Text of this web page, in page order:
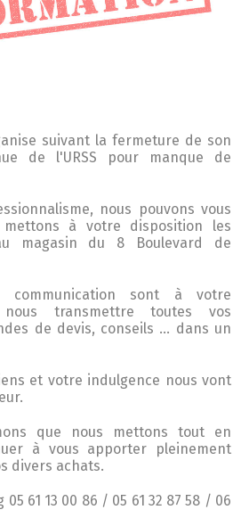
suivant la fermeture de son
de l'URSS pour manque de
nous pouvons vous
à votre disposition les
magasin du 8 Boulevard de
communication sont à votre
transmettre toutes vos
de devis, conseils … dans un
et votre indulgence nous vont
que nous mettons tout en
à vous apporter pleinement
divers achats.
05 61 13 00 86 / 05 61 32 87 58 / 06